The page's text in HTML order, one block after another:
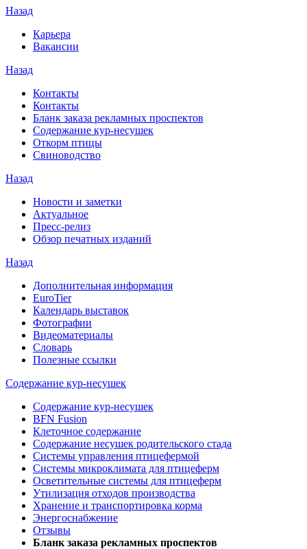
Назад
Карьера
Вакансии
Назад
Контакты
Контакты
Бланк заказа рекламных проспектов
Содержание кур-несушек
Откорм птицы
Свиноводство
Назад
Новости и заметки
Актуальное
Пресс-релиз
Обзор печатных изданий
Назад
Дополнительная информация
EuroTier
Календарь выставок
Фотографии
Видеоматериалы
Словарь
Полезные ссылки
Содержание кур-несушек
Содержание кур-несушек
BFN Fusion
Клеточное содержание
Содержание несушек родительского стада
Системы управления птицефермой
Системы микроклимата для птицеферм
Осветительные системы для птицеферм
Утилизация отходов производства
Хранение и транспортировка корма
Энергоснабжение
Отзывы
Бланк заказа рекламных проспектов